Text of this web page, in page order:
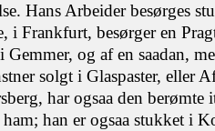
Hans Arbeider besørges
i Frankfurt, besørger en
og af en saadan,
solgt i Glaspaster, eller
har ogsaa den berømte
han er ogsaa stukket i